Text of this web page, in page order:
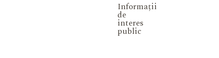
Informații
de
interes
public